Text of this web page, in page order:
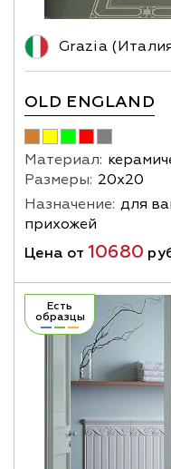
Grazia
OLD ENGLAND
Материал:
Размеры: 20х20
Назначение: для
прихожей
Цена от 10680
Есть
образцы